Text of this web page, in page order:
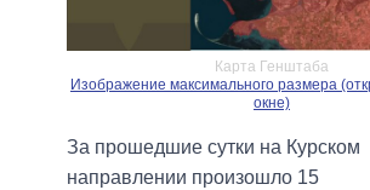
Карта Генштаба
Изображение максимального размера
окне)
За прошедшие сутки на Курском
направлении произошло 15